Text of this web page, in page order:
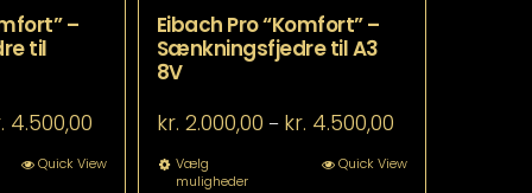
–
til
4.500,00 Prisinterval:
til
kr. 4.500,00
Quick View
Eibach Pro “Komfort” –
Sænkningsfjedre til A3
8V
kr. 2.000,00 – kr. 4.500,00Prisinterval:
til
Vælg
muligheder
Dette
Quick View